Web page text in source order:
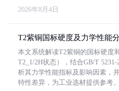
2026年8月4日
T2紫铜国标硬度及力学性能
本文系统解读T2紫铜的国标硬度
T2_1/2H状态），结合GB/T
析其力学性能指标及影响因素，
特性差异，为工业选材提供参考。